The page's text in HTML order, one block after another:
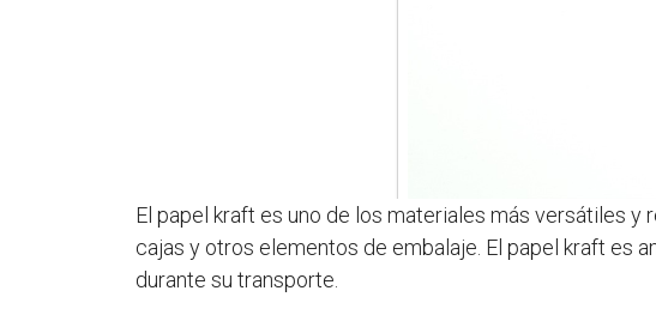
El papel kraft es uno de los materiales más versátiles
cajas y otros elementos de embalaje. El papel kraft es
durante su transporte.